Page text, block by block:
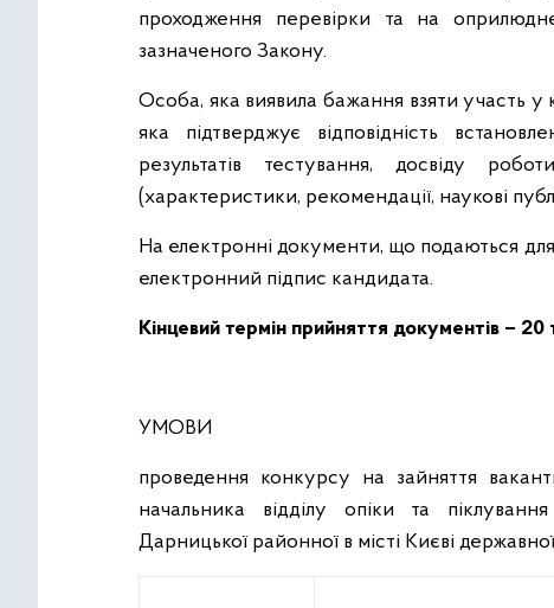
проходження перевірки та на
зазначеного Закону.
Особа, яка виявила бажання взяти участь
яка підтверджує відповідність
результатів тестування, досвіду
(характеристики, рекомендації, наукові
На електронні документи, що подаються для
електронний підпис кандидата.
Кінцевий термін прийняття документів – 20
УМОВИ
проведення конкурсу на зайняття
начальника відділу опіки та
Дарницької районної в місті Києві державної